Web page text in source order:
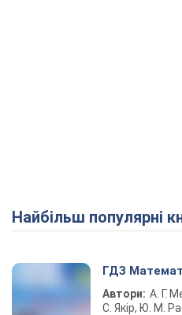
Найбільш популярні
ГДЗ
Автори: А. Г.
С. Якір, Ю. М.